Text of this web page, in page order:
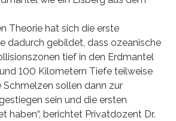
Theorie hat sich die erste
dadurch gebildet, dass ozeanische
tief in den Erdmantel
100 Kilometern Tiefe teilweise
Schmelzen sollen dann zur
sein und die ersten
haben“, berichtet Privatdozent Dr.